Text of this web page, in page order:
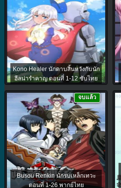
Kono Healer นักดาบสิ้นหวังกับนัก
ฮีลน่ารำคาญ ตอนที่ 1-12 ซับไทย
Busou Renkin นักรบเหล็กเทวะ
ตอนที่ 1-26 พากย์ไทย
จบแล้ว